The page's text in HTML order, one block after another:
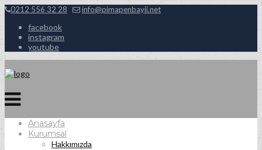
0212 556 32 28 info@pimapenbayii.net
facebook
instagram
youtube
Anasayfa
Kurumsal
Hakkımızda